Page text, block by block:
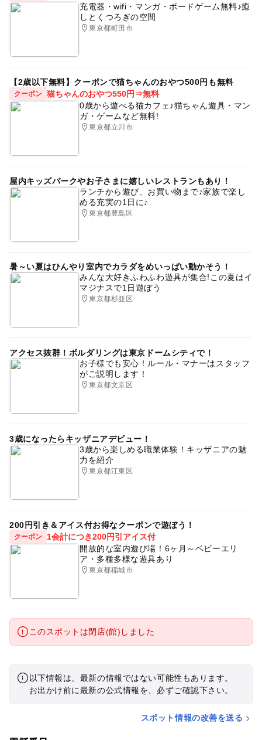
充電器・wifi・マンガ・ボードゲーム無料♪癒
しとくつろぎの空間
東京都町田市
【2歳以下無料】クーポンで猫ちゃんのおやつ500円も無料
クーポン 猫ちゃんのおやつ550円⇒無料
0歳から遊べる猫カフェ♪猫ちゃん遊具・マン
ガ・ゲームなど無料!
東京都立川市
屋内キッズパークやお子さまに嬉しいレストランもあり！
ランチから遊び、お買い物まで♪家族で楽し
める充実の1日に♪
東京都豊島区
暑～い夏はひんやり室内でカラダをめいっぱい動かそう！
みんな大好きふわふわ遊具が集合!この夏はイ
マジナスで1日遊ぼう
東京都杉並区
アクセス抜群！ボルダリングは東京ドームシティで！
お子様でも安心！ルール・マナーはスタッフ
がご説明します！
東京都文京区
3歳になったらキッザニアデビュー！
3歳から楽しめる職業体験！キッザニアの魅
力を紹介
東京都江東区
200円引き＆アイス付お得なクーポンで遊ぼう！
クーポン 1会計につき200円引アイス付
開放的な室内遊び場！6ヶ月～ベビーエリ
ア・多種多様な遊具あり
東京都稲城市
このスポットは閉店(館)しました
以下情報は、最新の情報ではない可能性もあります。
お出かけ前に最新の公式情報を、必ずご確認下さい。
スポット情報の改善を送る